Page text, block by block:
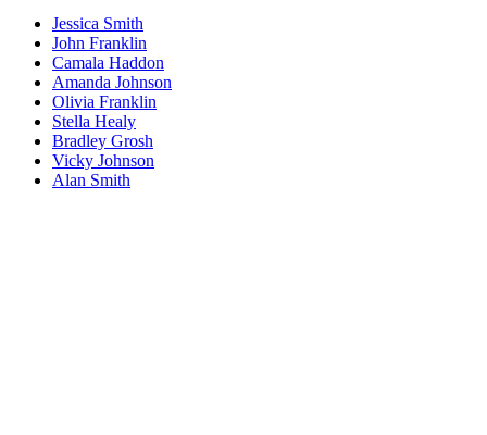
Jessica Smith
John Franklin
Camala Haddon
Amanda Johnson
Olivia Franklin
Stella Healy
Bradley Grosh
Vicky Johnson
Alan Smith